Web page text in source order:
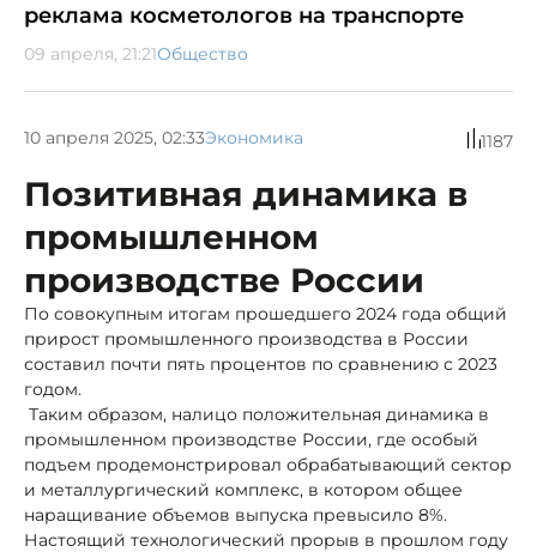
реклама косметологов на транспорте
09 апреля, 21:21Общество
10 апреля 2025, 02:33Экономика 1187
Позитивная динамика в
промышленном
производстве России
По совокупным итогам прошедшего 2024 года общий
прирост промышленного производства в России
составил почти пять процентов по сравнению с 2023
годом.
Таким образом, налицо положительная динамика в
промышленном производстве России, где особый
подъем продемонстрировал обрабатывающий сектор
и металлургический комплекс, в котором общее
наращивание объемов выпуска превысило 8%.
Настоящий технологический прорыв в прошлом году